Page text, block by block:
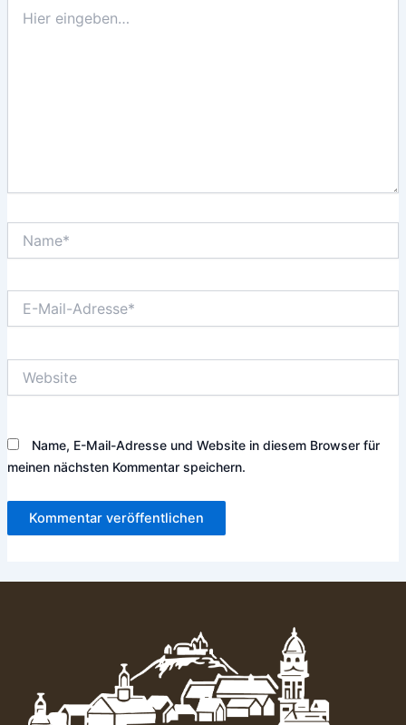
eingeben…
Mail-
Name, E-Mail-Adresse und Website in diesem Browser für
meinen nächsten Kommentar speichern.